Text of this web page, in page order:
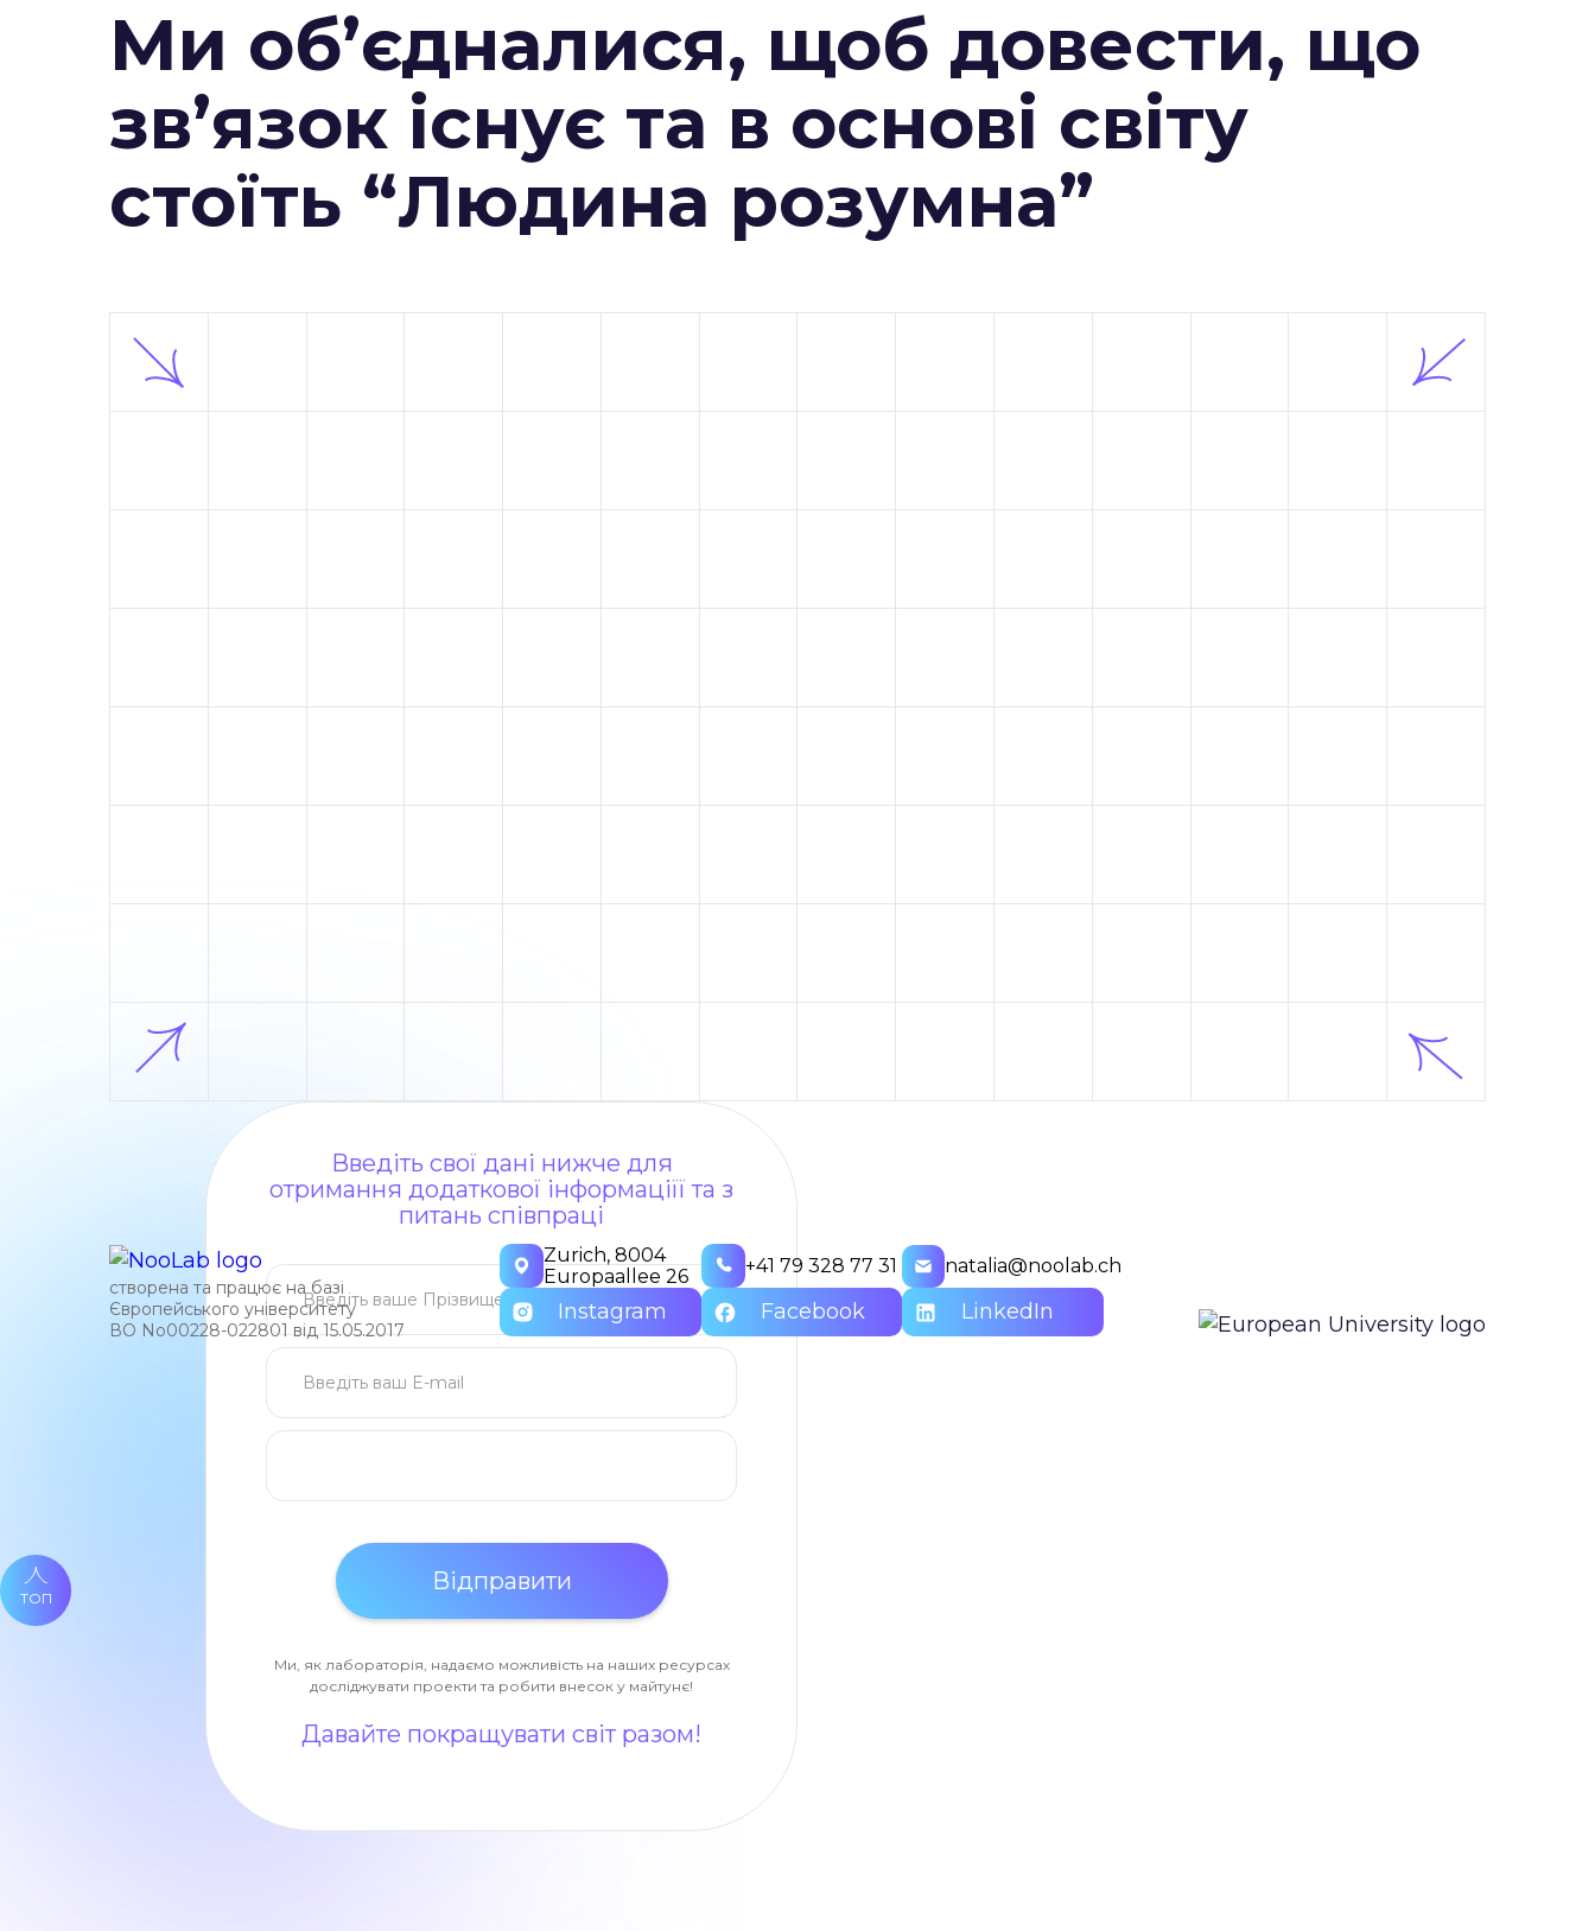
Ми об’єдналися, щоб довести, що
зв’язок існує та в основі світу
стоїть “Людина розумна”
Введіть свої дані нижче для
отримання додаткової інформаціїї та з
питань співпраці
Ми, як лабораторія, надаємо можливість на наших ресурсах
досліджувати проекти та робити внесок у майтунє!
Давайте покращувати світ разом!
створена та працює на базі
Європейського університету
ВО No00228-022801 від 15.05.2017
Zurich, 8004
Europaallee 26
+41 79 328 77 31 natalia@noolab.ch
Instagram Facebook LinkedIn
ТОП